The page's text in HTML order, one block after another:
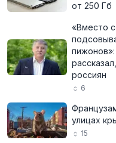
от 250 Гб
«Вместо
россиян
6
улицах
15